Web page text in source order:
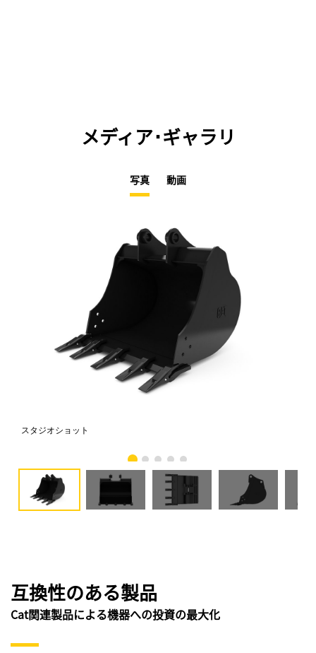
メディア･ギャラリ
写真 動画
スタジオショット
互換性のある製品
Cat関連製品による機器への投資の最大化